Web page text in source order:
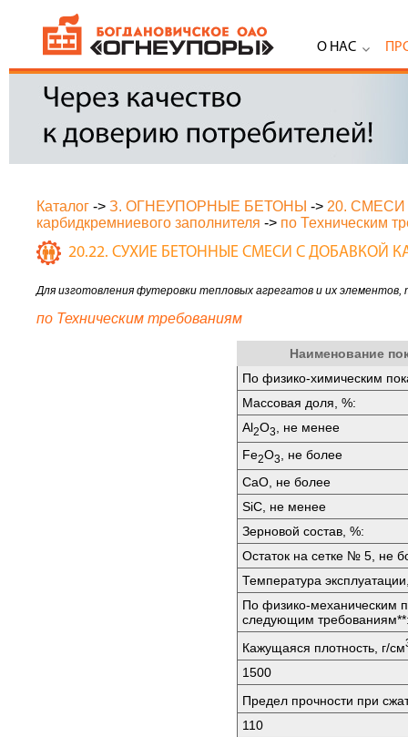
О НАС
Каталог -> З. ОГНЕУПОРНЫЕ БЕТОНЫ -> 20.
карбидкремниевого заполнителя -> по Техническим
20.22. СУХИЕ БЕТОННЫЕ СМЕСИ С ДОБАВКОЙ
Для изготовления футеровки тепловых агрегатов и их
по Техническим требованиям
Наименование
По физико-химическим
Массовая доля, %:
Аl2O3
, не менее
Fе2O3
, не более
СаО, не более
SiС, не менее
Зерновой состав, %:
Остаток на сетке № 5, не
Температура
По физико-механическим
следующим
Кажущаяся плотность, г/см
1500
Предел прочности при
110